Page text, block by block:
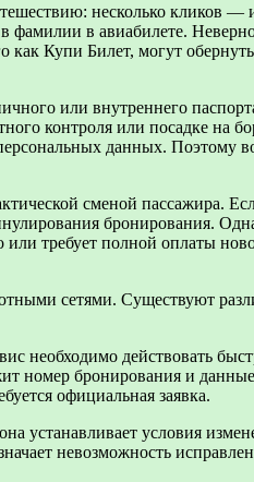
несколько кликов
в авиабилете.
как Купи Билет, могут
или внутреннего
контроля или посадке на
данных.
сменой пассажира.
бронирования.
требует полной оплаты
сетями. Существуют
необходимо действовать
номер бронирования и
официальная заявка.
устанавливает условия
невозможность